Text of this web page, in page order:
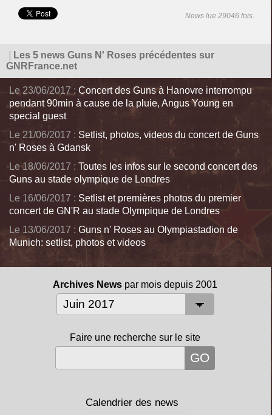
News lue 29046 fois.
Les 5 news Guns N' Roses précédentes sur
GNRFrance.net
Le 23/06/2017 : Concert des Guns à Hanovre interrompu
pendant 90min à cause de la pluie, Angus Young en
special guest
Le 21/06/2017 : Setlist, photos, videos du concert de Guns
n' Roses à Gdansk
Le 18/06/2017 : Toutes les infos sur le second concert des
Guns au stade olympique de Londres
Le 16/06/2017 : Setlist et premières photos du premier
concert de GN'R au stade Olympique de Londres
Le 13/06/2017 : Guns n' Roses au Olympiastadion de
Munich: setlist, photos et videos
Archives News par mois depuis 2001
Faire une recherche sur le site
Calendrier des news